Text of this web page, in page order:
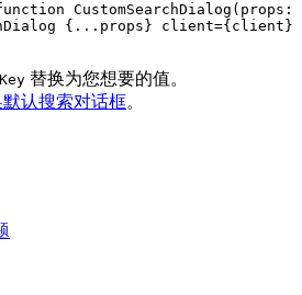
CustomSearchDialog ( props :
{ ... props} client={client}
替换为您想要的值。
默认搜索对话框。